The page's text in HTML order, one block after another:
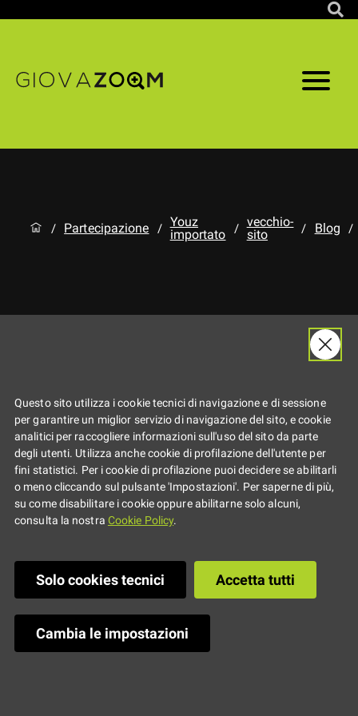
/ Partecipazione / Youz
importato
/ vecchio-
sito
/ Blog /
Progetti di giovani
sui temi ambiente,
cultura, LGBTQ+,
aggregazione,
sport,
Questo sito utilizza i cookie tecnici di navigazione e di sessione
per garantire un miglior servizio di navigazione del sito, e cookie
analitici per raccogliere informazioni sull'uso del sito da parte
degli utenti. Utilizza anche cookie di profilazione dell'utente per
fini statistici. Per i cookie di profilazione puoi decidere se abilitarli
o meno cliccando sul pulsante 'Impostazioni'. Per saperne di più,
su come disabilitare i cookie oppure abilitarne solo alcuni,
consulta la nostra Cookie Policy.
Solo cookies tecnici Accetta tutti
Cambia le impostazioni